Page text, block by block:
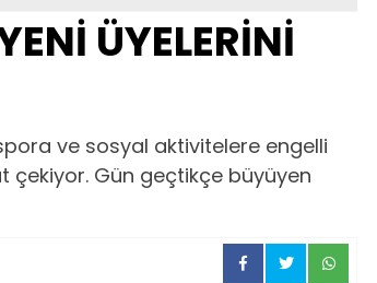
ÜYELERİNİ
ve sosyal aktivitelere engelli
çekiyor. Gün geçtikçe büyüyen